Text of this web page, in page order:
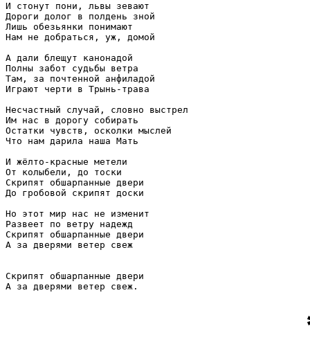
И стонут пони, львы зевают
Дороги долог в полдень зной
Лишь обезьянки понимают
Нам не добраться, уж, домой
А дали блещут канонадой
Полны забот судьбы ветра
Там, за почтенной анфиладой
Играют черти в Трынь-трава
Несчастный случай, словно выстрел
Им нас в дорогу собирать
Остатки чувств, осколки мыслей
Что нам дарила наша Мать
И жёлто-красные метели
От колыбели, до тоски
Скрипят обшарпанные двери
До гробовой скрипят доски
Но этот мир нас не изменит
Развеет по ветру надежд
Скрипят обшарпанные двери
А за дверями ветер свеж
Скрипят обшарпанные двери